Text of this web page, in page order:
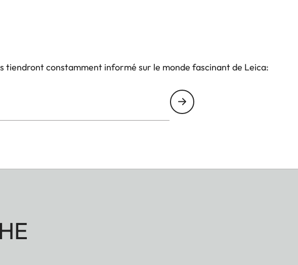
tiendront constamment informé sur le monde fascinant de Leica: